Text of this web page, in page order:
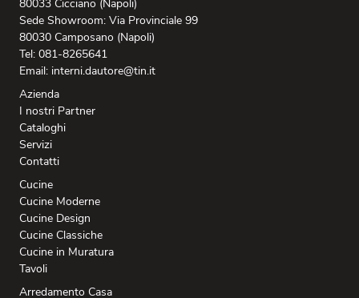
80033 Cicciano (Napoli)
Sede Showroom: Via Provinciale 99
80030 Camposano (Napoli)
Tel: 081-8265641
Email: interni.dautore@tin.it
Azienda
I nostri Partner
Cataloghi
Servizi
Contatti
Cucine
Cucine Moderne
Cucine Design
Cucine Classiche
Cucine in Muratura
Tavoli
Arredamento Casa